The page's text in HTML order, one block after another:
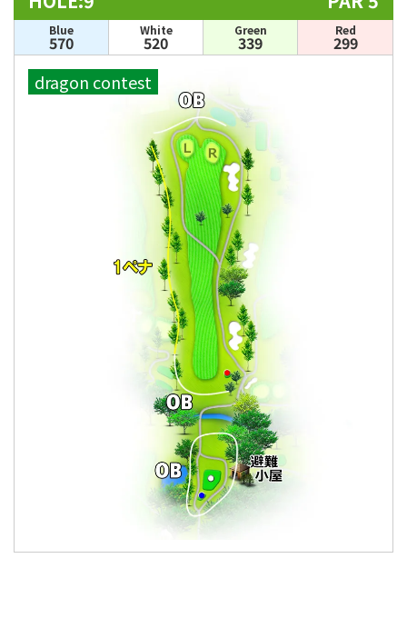
Blue
570
White
520
Green
339
Red
299
dragon contest